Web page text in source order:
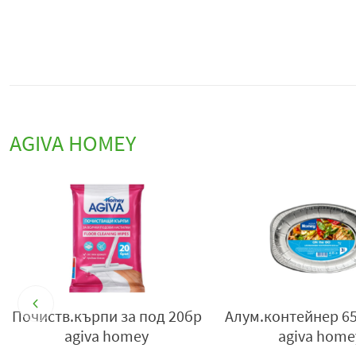
AGIVA HOMEY
Лъжица дървена
15.8см/12бр agiva homey
Чиния
23см/12бр Аgiva